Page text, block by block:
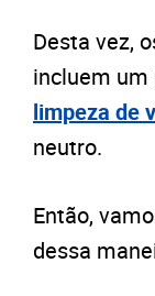
Desta vez,
incluem
limpeza de
neutro.
Então,
dessa